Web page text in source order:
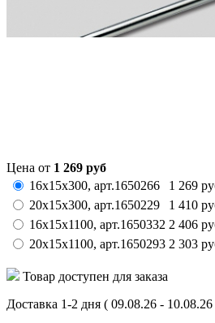
Цена от 1 269 руб
16x15x300, арт.1650266 1 269
20x15x300, арт.1650229 1 410
16x15x1100, арт.1650332 2 406
20x15x1100, арт.1650293 2 303
Товар доступен для заказа
Доставка 1-2 дня ( 09.08.26 - 10.08.26